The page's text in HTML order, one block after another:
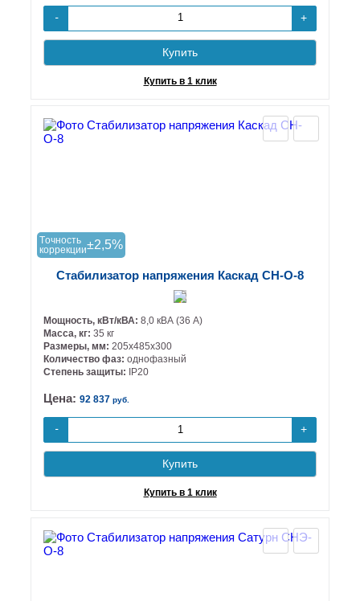
- +
Купить
Купить в 1 клик
Tочность
коррекции±2,5%
Стабилизатор напряжения Каскад СН-О-8
Мощность, кВт/кВА: 8,0 кВА (36 А)
Масса, кг: 35 кг
Размеры, мм: 205х485х300
Количество фаз: однофазный
Степень защиты:
IP20
Цена: 92 837 руб.
- +
Купить
Купить в 1 клик